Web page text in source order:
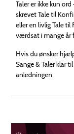
Taler er ikke kun
skrevet Tale til
eller en livlig Tale
værdsat i mange år
Hvis du ønsker
Sange & Taler klar
anledningen.